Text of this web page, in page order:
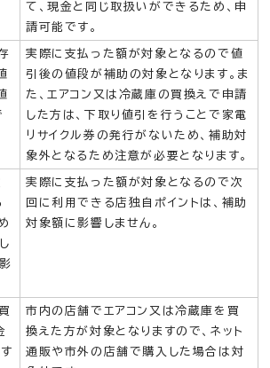
て、現金と同じ取扱いができるため、申
請可能です。
実際に支払った額が対象となるので値
引後の値段が補助の対象となります。ま
た、エアコン又は冷蔵庫の買換えで申請
した方は、下取り値引を行うことで家電
リサイクル券の発行がないため、補助対
象外となるため注意が必要となります。
実際に支払った額が対象となるので次
回に利用できる店独自ポイントは、補助
対象額に影響しません。
市内の店舗でエアコン又は冷蔵庫を買
換えた方が対象となりますので、ネット
通販や市外の店舗で購入した場合は対